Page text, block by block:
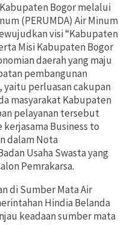
Bogor melalui
(PERUMDA) Air Minum
visi “Kabupaten
Misi Kabupaten Bogor
daerah yang maju
pembangunan
perluasan cakupan
masyarakat Kabupaten
pelayanan tersebut
Business to
dalam Nota
Usaha Swasta yang
Pemrakarsa.
di Sumber Mata Air
Hindia Belanda
keadaan sumber mata